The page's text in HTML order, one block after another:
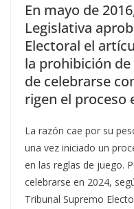
En mayo de
Legislativa
Electoral el
la prohibición
de celebrarse
rigen el proceso
La razón cae por su
una vez iniciado un
en las reglas de juego.
celebrarse en 2024,
Tribunal Supremo